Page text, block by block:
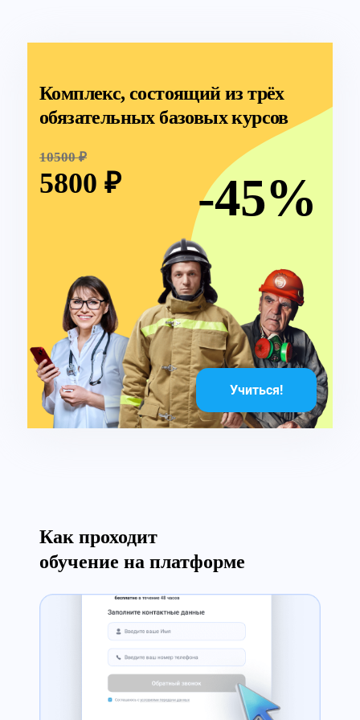
Комплекс, состоящий из трёх
обязательных базовых курсов
Учиться!
10500 ₽
5800 ₽ -45%
Как проходит
обучение на платформе